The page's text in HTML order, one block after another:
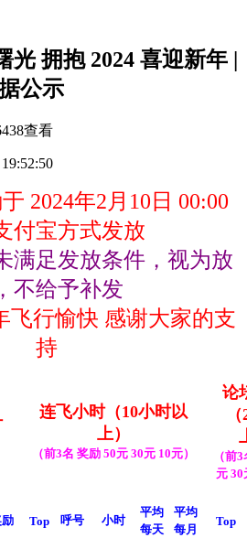
光 拥抱 2024 喜迎新年 |
公示
查看
2024年2月10日 00:00
付宝方式发放
满足发放条件，视为放
不给予补发
飞行愉快 感谢大家的支
持
连飞小时（10小时以
上）
（前3名 奖励 50元 30元 10元）
论
（前3
元30
Top 呼号 小时
平均
每天
平均
每月
Top